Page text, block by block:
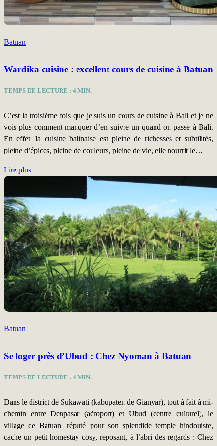
Batuan
Wardika cuisine : excellent cours de cuisine à Batuan
TEMPS DE LECTURE : 4 MIN.
C’est la troisième fois que je suis un cours de cuisine à Bali et je ne
vois plus comment manquer d’en suivre un quand on passe à Bali.
En effet, la cuisine balinaise est pleine de richesses et subtilités,
pleine d’épices, pleine de couleurs, pleine de vie, elle nourrit le…
Lire plus
Batuan
Se loger près d’Ubud : Chez Nyoman à Batuan
TEMPS DE LECTURE : 4 MIN.
Dans le district de Sukawati (kabupaten de Gianyar), tout à fait à mi-
chemin entre Denpasar (aéroport) et Ubud (centre culturel), le
village de Batuan, réputé pour son splendide temple hindouiste,
cache un petit homestay cosy, reposant, à l’abri des regards : Chez